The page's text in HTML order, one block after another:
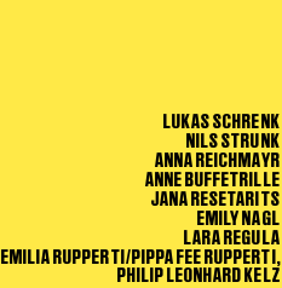
LUKAS SCHRENK
NILS STRUNK
ANNA REICHMAYR
ANNE BUFFETRILLE
JANA RESETARITS
EMILY NAGL
LARA REGULA
EMILIA RUPPERTI/PIPPA FEE RUPPERTI,
PHILIP LEONHARD KELZ